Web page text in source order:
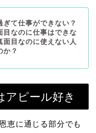
ぎて仕事ができない？
目なのに仕事はできな
面目なのに使えない人
か？
アピール好き
恵に通じる部分でも